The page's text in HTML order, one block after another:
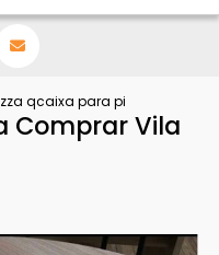
quadrada
caixa para pizza para
Comprar Vila